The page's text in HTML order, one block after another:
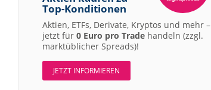
Top-Konditionen
Aktien, ETFs, Derivate, Kryptos und mehr –
jetzt für 0 Euro pro Trade handeln (zzgl.
marktüblicher Spreads)!
JETZT INFORMIEREN